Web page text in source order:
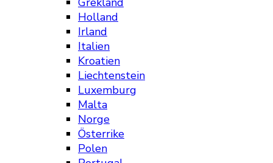
Holland
Irland
Italien
Kroatien
Liechtenstein
Luxemburg
Malta
Norge
Österrike
Polen